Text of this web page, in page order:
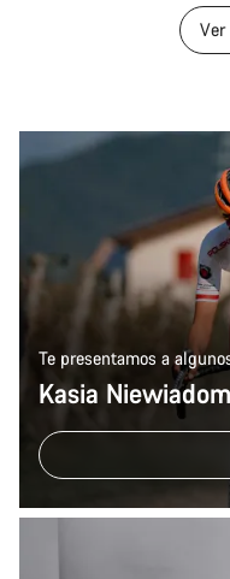
Ver
Te presentamos a
Kasia